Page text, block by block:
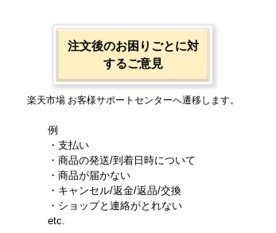
注文後のお困りごとに対
するご意見
楽天市場 お客様サポートセンターへ遷移します。
例
・支払い
・商品の発送/到着日時について
・商品が届かない
・キャンセル/返金/返品/交換
・ショップと連絡がとれない
etc.